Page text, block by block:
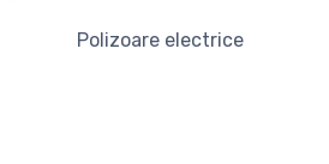
Polizoare electrice